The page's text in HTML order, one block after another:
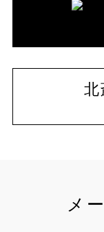
北
メ